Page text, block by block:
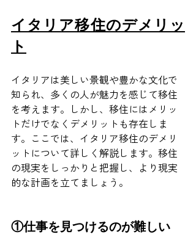
イタリア移住のデメリッ
ト
イタリアは美しい景観や豊かな文化で
知られ、多くの人が魅力を感じて移住
を考えます。しかし、移住にはメリッ
トだけでなくデメリットも存在しま
す。ここでは、イタリア移住のデメリ
ットについて詳しく解説します。移住
の現実をしっかりと把握し、より現実
的な計画を立てましょう。
①仕事を見つけるのが難しい